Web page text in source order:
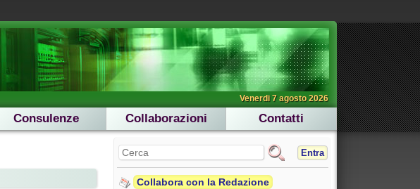
Venerdi 7 agosto 2026
Consulenze Collaborazioni Contatti
Entra
Collabora con la Redazione